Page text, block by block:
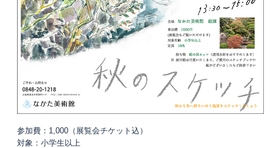
参加費：1,000（展覧会チケット込）
対象：小学生以上